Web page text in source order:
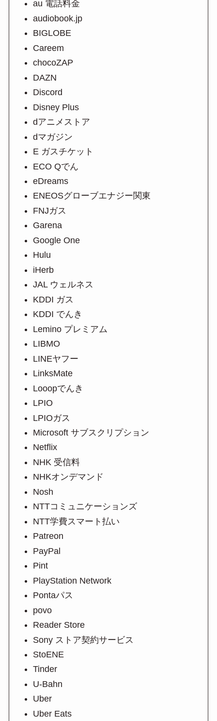
au 電話料金
audiobook.jp
BIGLOBE
Careem
chocoZAP
DAZN
Discord
Disney Plus
dアニメストア
dマガジン
E ガスチケット
ECO Qでん
eDreams
ENEOSグローブエナジー関東
FNJガス
Garena
Google One
Hulu
iHerb
JAL ウェルネス
KDDI ガス
KDDI でんき
Lemino プレミアム
LIBMO
LINEヤフー
LinksMate
Looopでんき
LPIO
LPIOガス
Microsoft サブスクリプション
Netflix
NHK 受信料
NHKオンデマンド
Nosh
NTTコミュニケーションズ
NTT学費スマート払い
Patreon
PayPal
Pint
PlayStation Network
Pontaパス
povo
Reader Store
Sony ストア契約サービス
StoENE
Tinder
U-Bahn
Uber
Uber Eats